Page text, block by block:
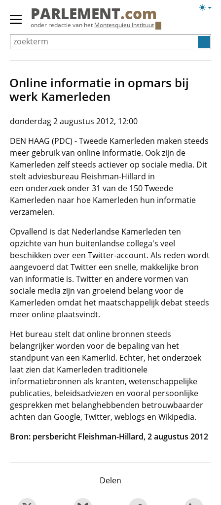
Overslaan
Primair
menu
tonen/verbergen
PARLEMENT.com
onder redactie van het Montesquieu Instituut
Online informatie in opmars bij
werk Kamerleden
donderdag 2 augustus 2012, 12:00
DEN HAAG (PDC) - Tweede Kamerleden maken steeds
meer gebruik van online informatie. Ook zijn de
Kamerleden zelf steeds actiever op sociale media. Dit
stelt adviesbureau Fleishman-Hillard in
een onderzoek onder 31 van de 150 Tweede
Kamerleden naar hoe Kamerleden hun informatie
verzamelen.
Opvallend is dat Nederlandse Kamerleden ten
opzichte van hun buitenlandse collega's veel
beschikken over een Twitter-account. Als reden wordt
aangevoerd dat Twitter een snelle, makkelijke bron
van informatie is. Twitter en andere vormen van
sociale media zijn van groeiend belang voor de
Kamerleden omdat het maatschappelijk debat steeds
meer online plaatsvindt.
Het bureau stelt dat online bronnen steeds
belangrijker worden voor de bepaling van het
standpunt van een Kamerlid. Echter, het onderzoek
laat zien dat Kamerleden traditionele
informatiebronnen als kranten, wetenschappelijke
publicaties, beleidsadviezen en vooral persoonlijke
gesprekken met belanghebbenden betrouwbaarder
achten dan Google, Twitter, weblogs en Wikipedia.
Bron: persbericht Fleishman-Hillard, 2 augustus 2012
Delen